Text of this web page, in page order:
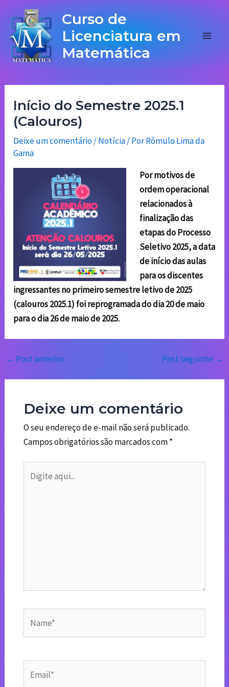
para
conteúdo
Curso de
Licenciatura em
Matemática
Início do Semestre 2025.1
(Calouros)
Deixe um comentário/Notícia/ PorRômulo Lima da
Gama
Por motivos de
ordem operacional
relacionados à
finalização das
etapas do Processo
Seletivo 2025, a data
de início das aulas
para os discentes
ingressantes no primeiro semestre letivo de 2025
(calouros 2025.1) foi reprogramada do dia 20 de maio
para o dia 26 de maio de 2025.
← Post anterior Post seguinte →
Deixe um comentário
O seu endereço de e-mail não será publicado.
Campos obrigatórios são marcados com*
aqui...